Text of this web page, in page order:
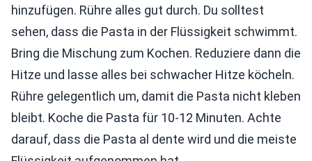
hinzufügen. Rühre alles gut durch. Du solltest
sehen, dass die Pasta in der Flüssigkeit schwimmt.
Bring die Mischung zum Kochen. Reduziere dann die
Hitze und lasse alles bei schwacher Hitze köcheln.
Rühre gelegentlich um, damit die Pasta nicht kleben
bleibt. Koche die Pasta für 10-12 Minuten. Achte
darauf, dass die Pasta al dente wird und die meiste